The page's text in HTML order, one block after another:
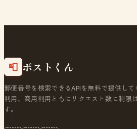
📮 ポストくん
郵便番号を検索できるAPIを無料で提供して
利用、商用利用ともにリクエスト数に制限
す。